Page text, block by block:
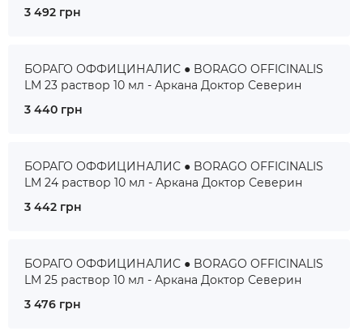
3 492 грн
БОРАГО ОФФИЦИНАЛИС ● BORAGO OFFICINALIS
LM 23 раствор 10 мл - Аркана Доктор Северин
3 440 грн
БОРАГО ОФФИЦИНАЛИС ● BORAGO OFFICINALIS
LM 24 раствор 10 мл - Аркана Доктор Северин
3 442 грн
БОРАГО ОФФИЦИНАЛИС ● BORAGO OFFICINALIS
LM 25 раствор 10 мл - Аркана Доктор Северин
3 476 грн